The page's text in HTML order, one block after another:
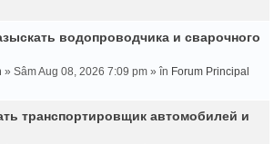
водопроводчика и сварочного
» Sâm Aug 08, 2026 7:09 pm » în Forum Principal
транспортировщик автомобилей и